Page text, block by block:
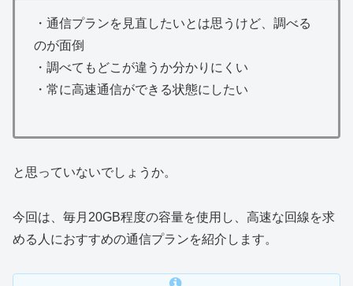
・通信プランを見直したいとは思うけど、調べる
のが面倒
・調べてもどこが違うか分かりにくい
・常に高速通信ができる状態にしたい
と思っていないでしょうか。
今回は、毎月20GB程度の容量を使用し、高速な回線を求
める人におすすめの通信プランを紹介します。